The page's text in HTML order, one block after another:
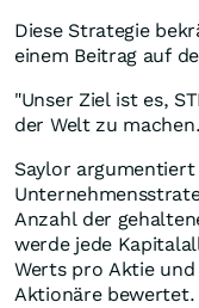
Diese Strategie
einem Beitrag auf
"Unser Ziel ist es,
der Welt zu
Saylor
Anzahl der
werde jede
Werts pro Aktie
Aktionäre bewertet.